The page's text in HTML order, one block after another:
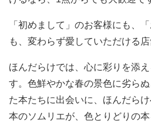
「初めまして」のお客様にも、
も、変わらず愛していただける
ほんだらけでは、心に彩りを添
す。色鮮やかな春の景色に劣ら
た本たちに出会いに、ほんだら
本のソムリエが、色とりどりの